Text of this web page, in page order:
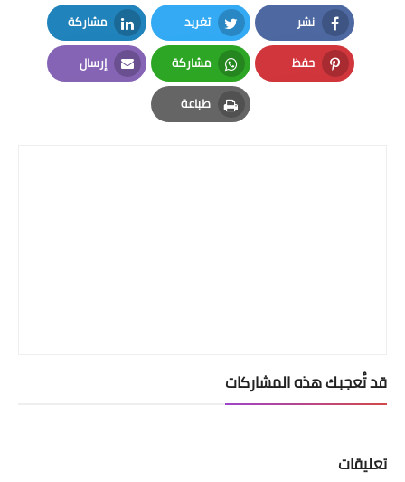
نشر
Facebook
تغريد
Twitter
مشاركة
LinkedIn
حفظ
Pinterest
مشاركة
Whatsapp
إرسال
Email
طباعة
Print
قد تُعجبك هذه المشاركات
تعليقات